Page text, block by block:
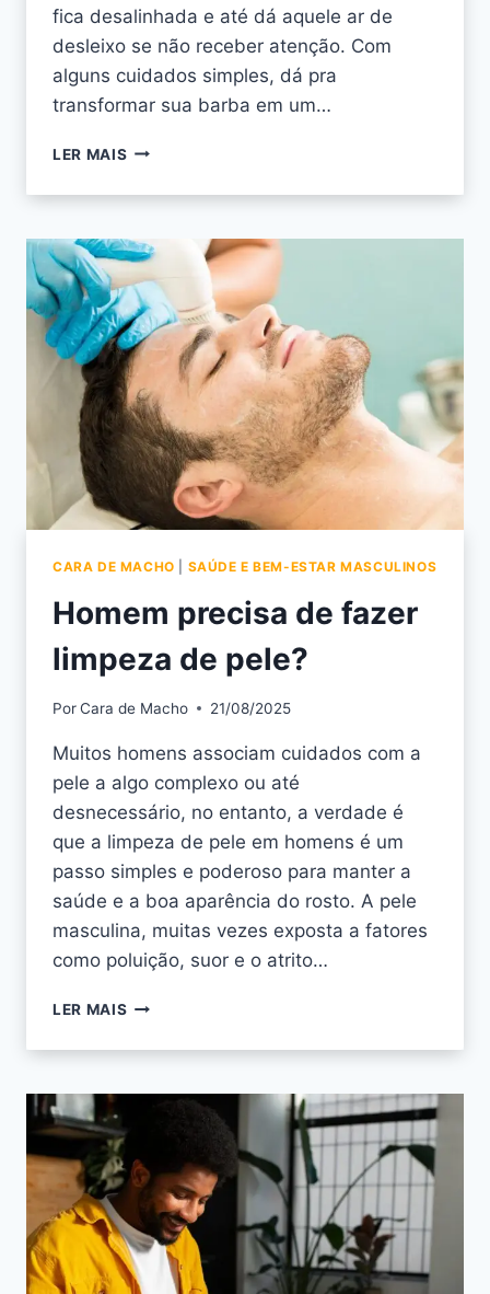
fica desalinhada e até dá aquele ar de
desleixo se não receber atenção. Com
alguns cuidados simples, dá pra
transformar sua barba em um…
LER MAIS
CARA DE MACHO SAÚDE E BEM-ESTAR MASCULINOS
Homem precisa de fazer
limpeza de pele?
PorCara de Macho 21/08/2025
Muitos homens associam cuidados com a
pele a algo complexo ou até
desnecessário, no entanto, a verdade é
que a limpeza de pele em homens é um
passo simples e poderoso para manter a
saúde e a boa aparência do rosto. A pele
masculina, muitas vezes exposta a fatores
como poluição, suor e o atrito…
LER MAIS